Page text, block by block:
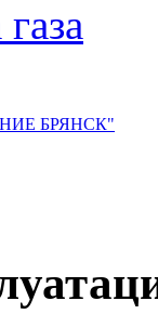
БРЯНСК"